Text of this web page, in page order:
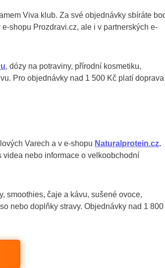
Viva klub. Za své objednávky sbíráte
shopu Prozdravi.cz, ale i v partnerských e-
, dózy na potraviny, přírodní kosmetiku,
Pro objednávky nad 1 500 Kč platí doprava
Varech a v e-shopu Naturalprotein.cz.
videa nebo informace o velkoobchodní
smoothies, čaje a kávu, sušené ovoce,
nebo doplňky stravy. Objednávky nad 1 800